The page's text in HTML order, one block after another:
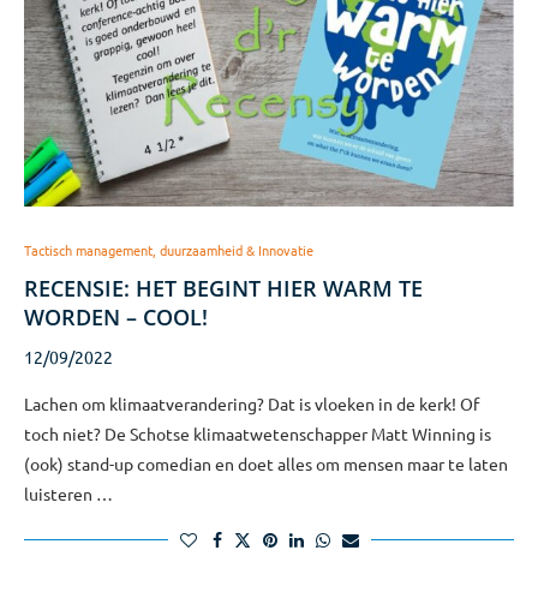
Tactisch management, duurzaamheid & Innovatie
RECENSIE: HET BEGINT HIER WARM TE
WORDEN – COOL!
12/09/2022
Lachen om klimaatverandering? Dat is vloeken in de kerk! Of
toch niet? De Schotse klimaatwetenschapper Matt Winning is
(ook) stand-up comedian en doet alles om mensen maar te laten
luisteren …